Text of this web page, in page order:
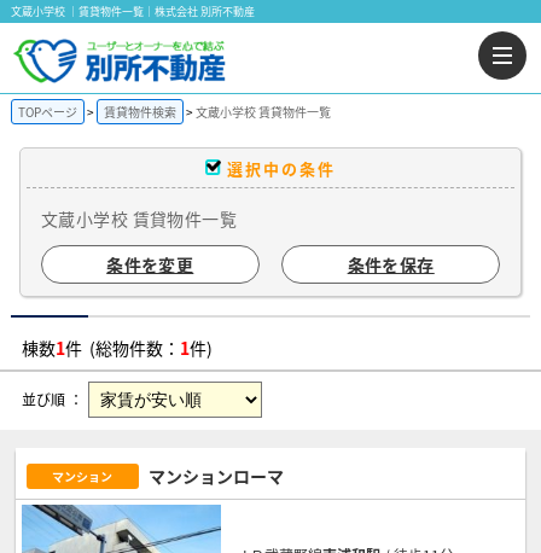
文蔵小学校 ｜賃貸物件一覧｜株式会社 別所不動産
TOPページ 賃貸物件検索 文蔵小学校 賃貸物件一覧
選択中の条件
文蔵小学校 賃貸物件一覧
条件を変更
条件を保存
棟数1件 (総物件数： 1件)
並び順 ：
マンション マンションローマ